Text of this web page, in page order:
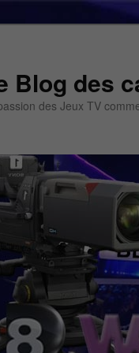
Blog des
des Jeux TV